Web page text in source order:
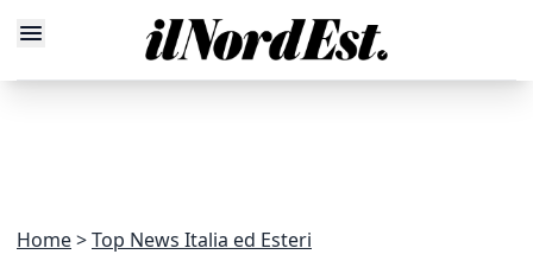
Home Top News Italia ed Esteri